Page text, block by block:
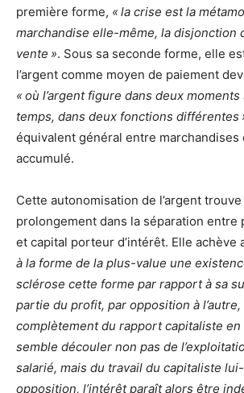
première forme, « la crise est la
marchandise elle-même, la disjonction
vente ». Sous sa seconde forme, elle
l’argent comme moyen de paiement
« où l’argent figure dans deux
temps, dans deux fonctions différentes
équivalent général entre marchandises
accumulé.
Cette autonomisation de l’argent trouve
prolongement dans la séparation entre
et capital porteur d’intérêt. Elle achève
à la forme de la plus-value une
sclérose cette forme par rapport à sa
partie du profit, par opposition à
complètement du rapport capitaliste
semble découler non pas de
salarié, mais du travail du capitaliste
opposition, l’intérêt paraît alors être